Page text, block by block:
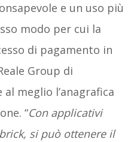
e un uso più
modo per cui la
di pagamento in
Group di
meglio l’anagrafica
“Con applicativi
si può ottenere il